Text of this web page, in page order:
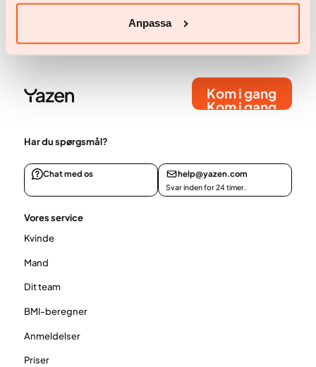
Anpassa
Kom i gang
Kom i gang
Har du spørgsmål?
Chat med os help@yazen.com
Svar inden for 24 timer.
Vores service
Kvinde
Mand
Dit team
BMI-beregner
Anmeldelser
Priser